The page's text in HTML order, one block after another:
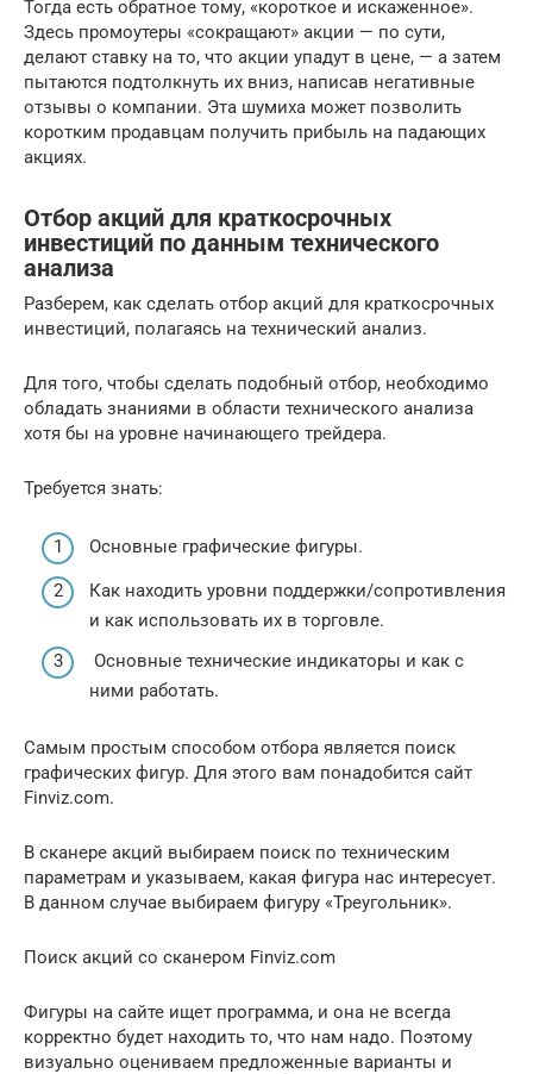
Тогда есть обратное тому, «короткое и искаженное».
Здесь промоутеры «сокращают» акции — по сути,
делают ставку на то, что акции упадут в цене, — а затем
пытаются подтолкнуть их вниз, написав негативные
отзывы о компании. Эта шумиха может позволить
коротким продавцам получить прибыль на падающих
акциях.
Отбор акций для краткосрочных
инвестиций по данным технического
анализа
Разберем, как сделать отбор акций для краткосрочных
инвестиций, полагаясь на технический анализ.
Для того, чтобы сделать подобный отбор, необходимо
обладать знаниями в области технического анализа
хотя бы на уровне начинающего трейдера.
Требуется знать:
Основные графические фигуры.
Как находить уровни поддержки/сопротивления
и как использовать их в торговле.
Основные технические индикаторы и как с
ними работать.
Самым простым способом отбора является поиск
графических фигур. Для этого вам понадобится сайт
Finviz.com.
В сканере акций выбираем поиск по техническим
параметрам и указываем, какая фигура нас интересует.
В данном случае выбираем фигуру «Треугольник».
Поиск акций со сканером Finviz.com
Фигуры на сайте ищет программа, и она не всегда
корректно будет находить то, что нам надо. Поэтому
визуально оцениваем предложенные варианты и